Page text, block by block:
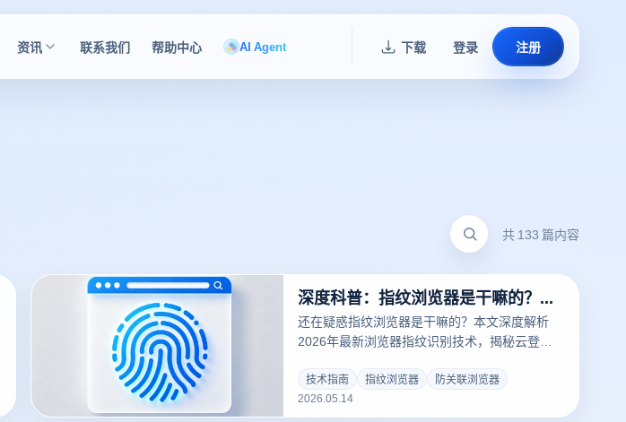
资讯 联系我们 帮助中心 AI Agent 下载 登录 注册
共 133 篇内容
深度科普：指纹浏览器是干嘛的？从防关联原理到多账号运营的提效真相
还在疑惑指纹浏览器是干嘛的？本文深度解析
2026年最新浏览器指纹识别技术，揭秘云登指
跨境电商、社交媒体矩阵的防关联难题。涵盖多
账号管理、RPA自动化提效及核心安全策略，助
技术指南 指纹浏览器
防关联浏览器
2026.05.14